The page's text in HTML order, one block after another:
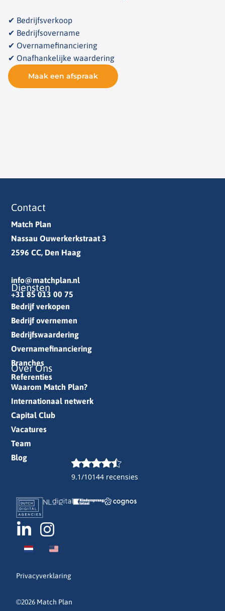
✔ Bedrijfsverkoop
✔ Bedrijfsovername
✔ Overnamefinanciering
✔ Onafhankelijke waardering
Maak een afspraak
9.1/10144 recensies
Contact
Match Plan
Nassau Ouwerkerkstraat 3
2596 CC, Den Haag
info@matchplan.nl
+31 85 013 00 75
Diensten
Bedrijf verkopen
Bedrijf overnemen
Bedrijfswaardering
Overnamefinanciering
Branches
Referenties
Over Ons
Waarom Match Plan?
Internationaal netwerk
Capital Club
Vacatures
Team
Blog
Privacyverklaring
©2026 Match Plan